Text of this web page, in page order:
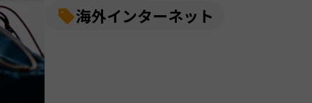
海外インターネット